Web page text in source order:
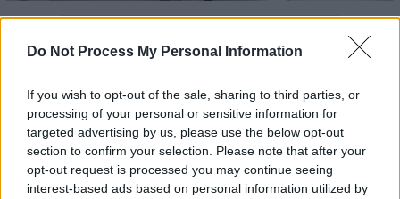
Do Not Process My Personal Information
If you wish to opt-out of the sale, sharing to third parties, or
processing of your personal or sensitive information for
targeted advertising by us, please use the below opt-out
section to confirm your selection. Please note that after your
opt-out request is processed you may continue seeing
interest-based ads based on personal information utilized by
Στο Τμήμα Επειγόντων Περιστατικών(ΤΕΠ)
του Γενικού ΝοσοκομείουΚομοτηνής
«Σισμανόγλειο» μεταφέρθηκαν λίγα λεπτά
μετά την έλευση του νέου έτους δύο νεαρές
κοπέλες, με τραύματα στα πόδια από σκάγια